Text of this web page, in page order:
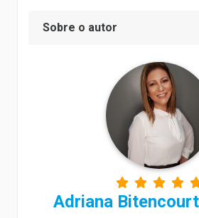
Sobre o autor
Adriana